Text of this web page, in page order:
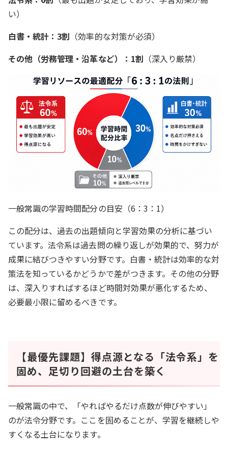
い）
白書・統計：3割 （効率的な対策が必須）
その他（労務管理・沿革など）：1割 （深入り厳禁）
一般常識の学習時間配分の目安（6：3：1）
この配分は、過去の出題傾向と学習効果の分析に基づい
ています。法令系は過去問の繰り返しが効果的で、努力が
成果に結びつきやすい分野です。白書・統計は効率的な対
策法を知っているかどうかで差がつきます。その他の分野
は、深入りすればするほど時間対効果が悪化するため、
必要最小限に留めるべきです。
【最優先課題】得点源となる「法令系」を
固め、足切り回避の土台を築く
一般常識の中で、「やればやるだけ点数が伸びやすい」
のが法令分野です。ここを固めることが、学習を継続しや
すくなる土台になります。